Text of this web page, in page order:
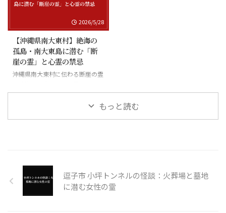
2026/5/28
【沖縄県南大東村】絶海の
孤島・南大東島に潜む「断
崖の霊」と心霊の禁忌
沖縄県南大東村に伝わる断崖の霊
もっと読む
逗子市 小坪トンネルの怪談：火葬場と墓地
に潜む女性の霊